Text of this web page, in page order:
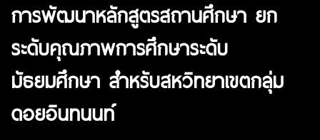
การพัฒนาหลักสูตรสถานศึกษา ยก
ระดับคุณภาพการศึกษาระดับ
มัธยมศึกษา สำหรับสหวิทยาเขตกลุ่ม
ดอยอินทนนท์